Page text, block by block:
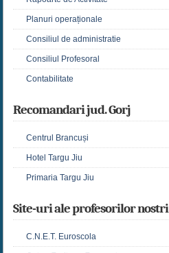
Planuri operaționale
Consiliul de administratie
Consiliul Profesoral
Contabilitate
Recomandari jud. Gorj
Centrul Brancuși
Hotel Targu Jiu
Primaria Targu Jiu
Site-uri ale profesorilor nostri
C.N.E.T. Euroscola